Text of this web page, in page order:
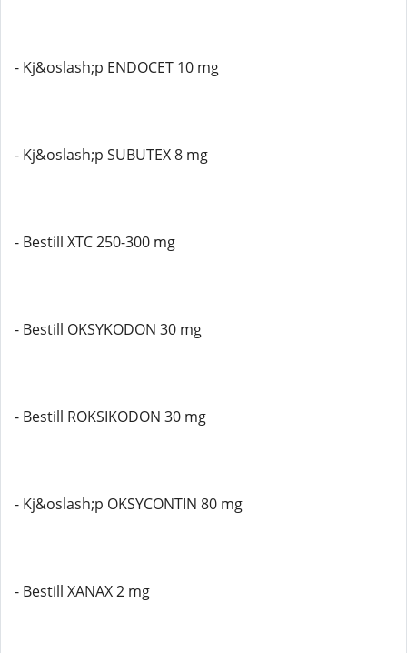
- Kj&oslash;p ENDOCET 10 mg
- Kj&oslash;p SUBUTEX 8 mg
- Bestill XTC 250-300 mg
- Bestill OKSYKODON 30 mg
- Bestill ROKSIKODON 30 mg
- Kj&oslash;p OKSYCONTIN 80 mg
- Bestill XANAX 2 mg